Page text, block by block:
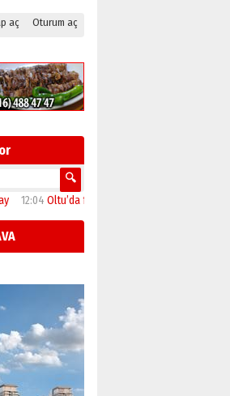
aç Oturum aç
Oltu’da festival coşkusu konserle zirveye ulaştı